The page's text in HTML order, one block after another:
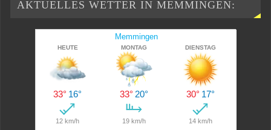
AKTUELLES WETTER IN MEMMINGEN: